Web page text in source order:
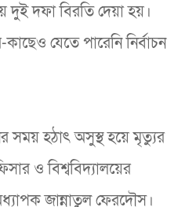
দফা বিরতি দেয়া হয়।
যেতে পারেনি নির্বাচন
সময় হঠাৎ অসুস্থ হয়ে মৃত্যুর
ও বিশ্ববিদ্যালয়ের
জান্নাতুল ফেরদৌস।